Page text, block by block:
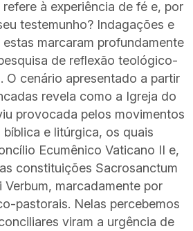
à experiência de fé e, por
testemunho? Indagações e
marcaram profundamente
de reflexão teológico-
O cenário apresentado a partir
revela como a Igreja do
provocada pelos movimentos
e litúrgica, os quais
Ecumênico Vaticano II e,
constituições Sacrosanctum
Verbum, marcadamente por
pastorais. Nelas percebemos
viram a urgência de